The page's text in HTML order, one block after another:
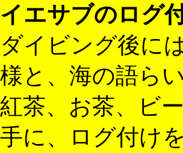
イエサブのログ
ダイビング後に
様と、海の語ら
紅茶、お茶、ビ
手に、ログ付け